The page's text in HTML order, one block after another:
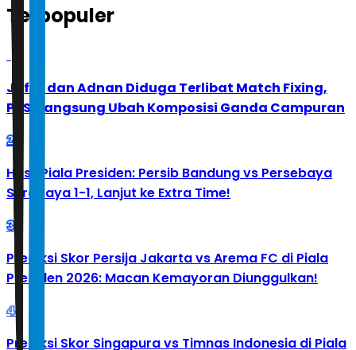
Terpopuler
Jafar dan Adnan Diduga Terlibat Match Fixing,
PBSI Langsung Ubah Komposisi Ganda Campuran
2
Hasil Piala Presiden: Persib Bandung vs Persebaya
Surabaya 1-1, Lanjut ke Extra Time!
3
Prediksi Skor Persija Jakarta vs Arema FC di Piala
Presiden 2026: Macan Kemayoran Diunggulkan!
4
Prediksi Skor Singapura vs Timnas Indonesia di Piala